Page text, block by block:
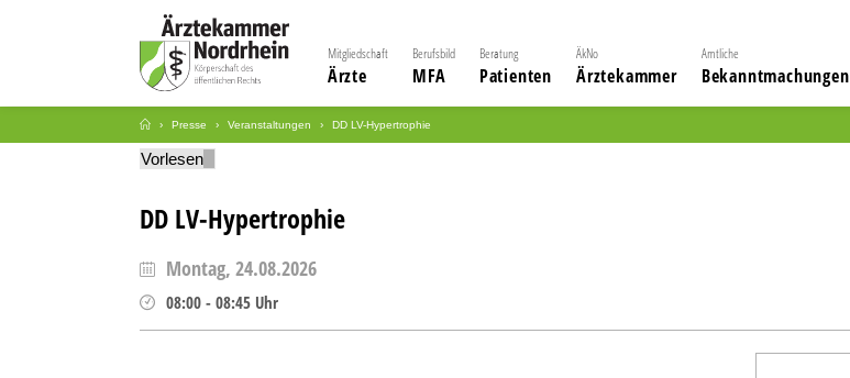
Mitgliedschaft
Ärzte
Berufsbild
MFA
Beratung
Patienten
ÄkNo
Ärztekammer
Amtliche
Bekanntmachungen
Presse Veranstaltungen DD LV-Hypertrophie
Vorlesen
DD LV-Hypertrophie
Montag, 24.08.2026
08:00 - 08:45 Uhr